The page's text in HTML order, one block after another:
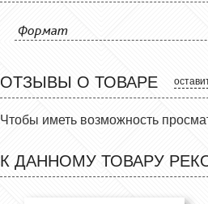
Формат
ОТЗЫВЫ О ТОВАРЕ
Чтобы иметь возможность
К ДАННОМУ ТОВАРУ